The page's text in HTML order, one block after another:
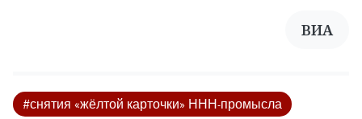
ВИА
#снятия «жёлтой карточки» ННН-промысла